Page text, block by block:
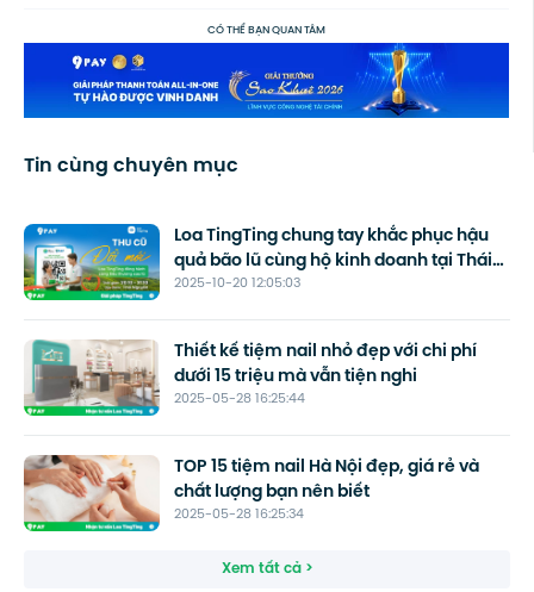
CÓ THỂ BẠN QUAN TÂM
Tin cùng chuyên mục
2025-10-20 12:05:03
Loa TingTing chung tay khắc phục hậu
quả bão lũ cùng hộ kinh doanh tại Thái
Nguyên
2025-05-28 16:25:44
Thiết kế tiệm nail nhỏ đẹp với chi phí
dưới 15 triệu mà vẫn tiện nghi
2025-05-28 16:25:34
TOP 15 tiệm nail Hà Nội đẹp, giá rẻ và
chất lượng bạn nên biết
Xem tất cả >